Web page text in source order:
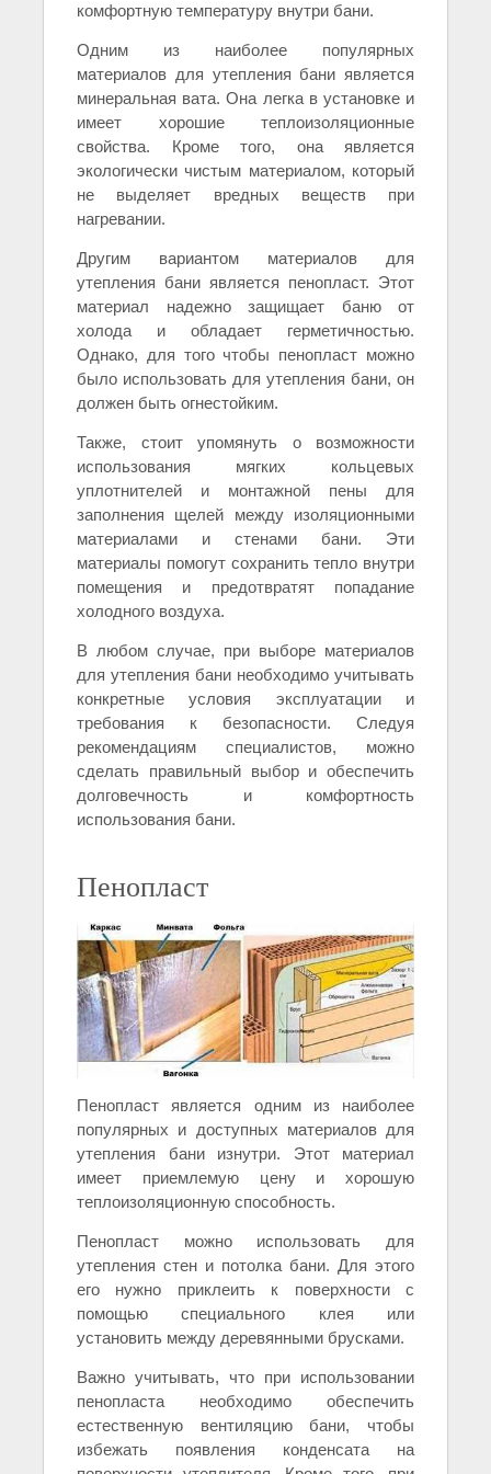
комфортную температуру внутри бани.
Одним из наиболее популярных
материалов для утепления бани является
минеральная вата. Она легка в установке и
имеет хорошие теплоизоляционные
свойства. Кроме того, она является
экологически чистым материалом, который
не выделяет вредных веществ при
нагревании.
Другим вариантом материалов для
утепления бани является пенопласт. Этот
материал надежно защищает баню от
холода и обладает герметичностью.
Однако, для того чтобы пенопласт можно
было использовать для утепления бани, он
должен быть огнестойким.
Также, стоит упомянуть о возможности
использования мягких кольцевых
уплотнителей и монтажной пены для
заполнения щелей между изоляционными
материалами и стенами бани. Эти
материалы помогут сохранить тепло внутри
помещения и предотвратят попадание
холодного воздуха.
В любом случае, при выборе материалов
для утепления бани необходимо учитывать
конкретные условия эксплуатации и
требования к безопасности. Следуя
рекомендациям специалистов, можно
сделать правильный выбор и обеспечить
долговечность и комфортность
использования бани.
Пенопласт
Пенопласт является одним из наиболее
популярных и доступных материалов для
утепления бани изнутри. Этот материал
имеет приемлемую цену и хорошую
теплоизоляционную способность.
Пенопласт можно использовать для
утепления стен и потолка бани. Для этого
его нужно приклеить к поверхности с
помощью специального клея или
установить между деревянными брусками.
Важно учитывать, что при использовании
пенопласта необходимо обеспечить
естественную вентиляцию бани, чтобы
избежать появления конденсата на